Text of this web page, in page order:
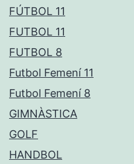
FÚTBOL 11
FUTBOL 11
FUTBOL 8
Futbol Femení 11
Futbol Femení 8
GIMNÀSTICA
GOLF
HANDBOL